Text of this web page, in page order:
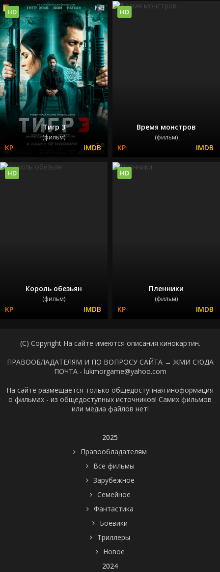
Тигр 3
(фильм)
HD
Время монстров
(фильм)
HD
Король обезьян
(фильм)
HD
Пленники
(фильм)
HD
(C) Copyright На сайте имеются описания кинокартин.
ПРАВООБЛАДАТЕЛЯМ И ПО ВОПРОСУ САЙТА → ЖМИ СЮДА
ПОЧТА - lukmorgame@yahoo.com
На сайте размещается только общедоступная иноформация
о фильмах - из общедоступных источников! Самих фильмов
или медиа файлов нет!
2025
Правообладателям
Все фильмы
Зарубежное
Семейное
Фантастика
Боевики
Триллеры
Новое
2024